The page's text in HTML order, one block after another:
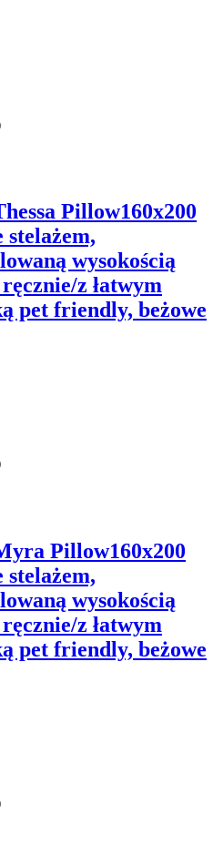
Pillow160x200
stelażem,
wysokością
z łatwym
pet friendly, beżowe
Pillow160x200
stelażem,
wysokością
z łatwym
pet friendly, beżowe